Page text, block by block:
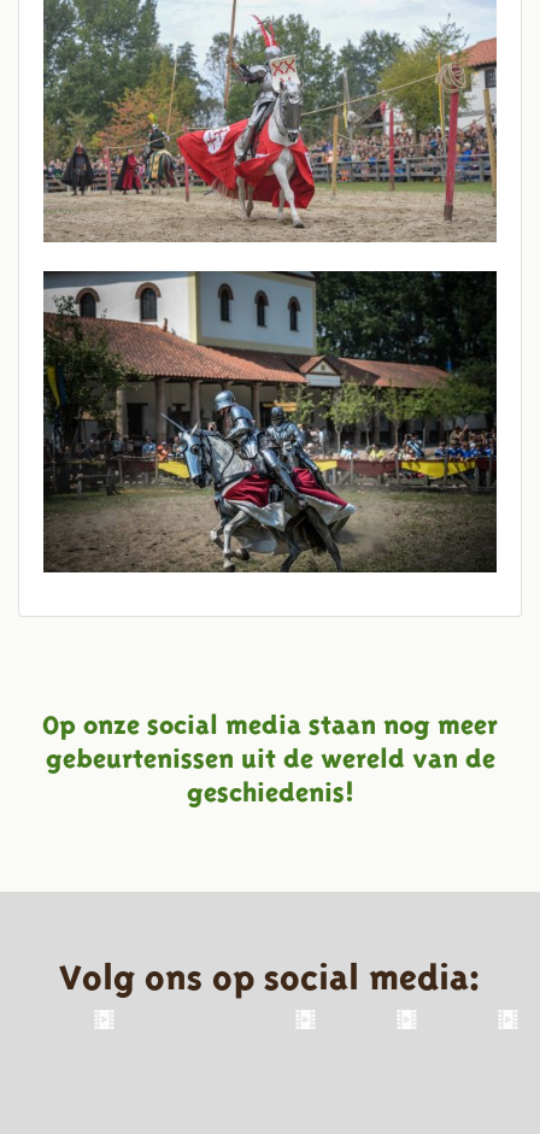
Op onze social media staan nog meer
gebeurtenissen uit de wereld van de
geschiedenis!
Volg ons op social media: